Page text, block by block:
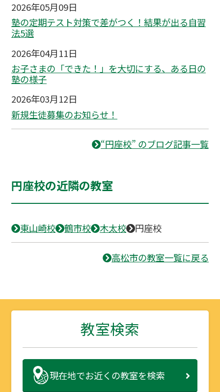
2026年05月09日
塾の定期テスト対策で差がつく！結果が出る自習
法5選
2026年04月11日
お子さまの「できた！」を大切にする、ある日の
塾の様子
2026年03月12日
新規生徒募集のお知らせ！
“円座校” のブログ記事一覧
円座校の近隣の教室
東山崎校 鶴市校 木太校 円座校
高松市の教室一覧に戻る
教室検索
現在地でお近くの教室を検索